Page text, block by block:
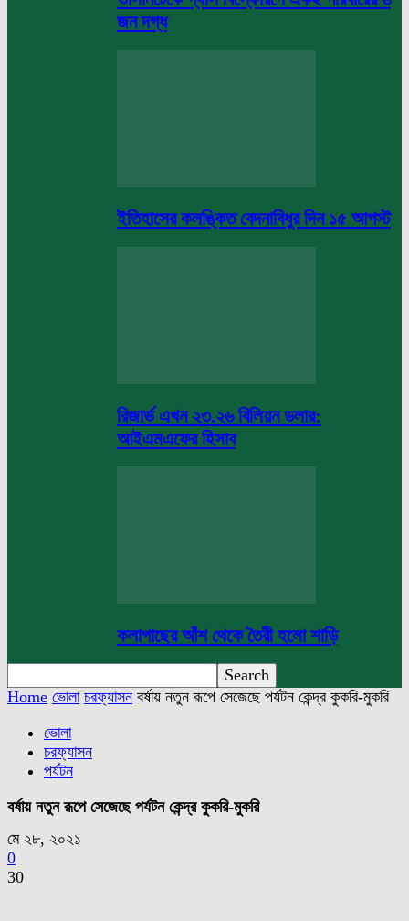
জন দগ্ধ
ইতিহাসের কলঙ্কিত বেদনাবিধুর দিন ১৫ আগস্ট
রিজার্ভ এখন ২৩.২৬ বিলিয়ন ডলার:
আইএমএফের হিসাব
কলাগাছের আঁশ থেকে তৈরী হলো শাড়ি
Home ভোলা চরফ্যাসন বর্ষায় নতুন রূপে সেজেছে পর্যটন কেন্দ্র কুকরি-মুকরি
ভোলা
চরফ্যাসন
পর্যটন
বর্ষায় নতুন রূপে সেজেছে পর্যটন কেন্দ্র কুকরি-মুকরি
মে ২৮, ২০২১
0
30